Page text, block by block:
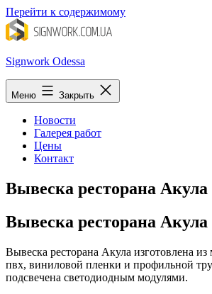
Перейти к содержимому
Signwork Odessa
Меню Закрыть
Новости
Галерея работ
Цены
Контакт
Вывеска ресторана Акула
Вывеска ресторана Акула
Вывеска ресторана Акула изготовлена из
пвх, виниловой пленки и профильной
подсвечена светодиодным модулями.